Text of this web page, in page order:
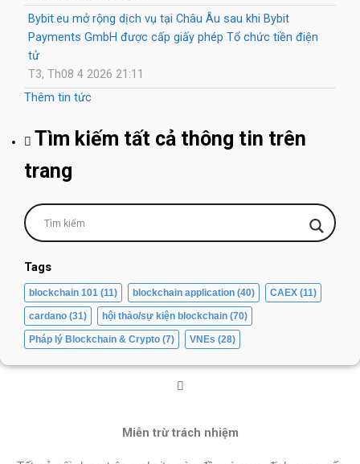
Bybit.eu mở rộng dịch vụ tại Châu Âu sau khi Bybit
Payments GmbH được cấp giấy phép Tổ chức tiền điện
tử
T3, Th08 4 2026 21:11
Thêm tin tức
Tìm kiếm tất cả thông tin trên
trang
Tags
blockchain 101 (11) blockchain application (40) CAEX (11)
cardano (31) hội thảo/sự kiện blockchain (70)
Pháp lý Blockchain & Crypto (7) VNEs (28)
Miễn trừ trách nhiệm